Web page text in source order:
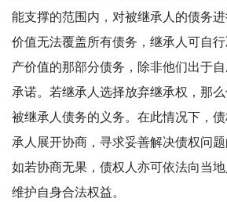
能支撑的范围内，对被继承人的债务
价值无法覆盖所有债务，继承人可自
产价值的那部分债务，除非他们出于
承诺。若继承人选择放弃继承权，那
被继承人债务的义务。在此情况下，
承人展开协商，寻求妥善解决债权问题
如若协商无果，债权人亦可依法向当地
维护自身合法权益。